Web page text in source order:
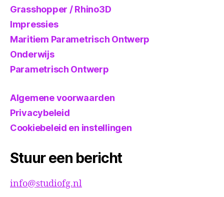
Grasshopper / Rhino3D
Impressies
Maritiem Parametrisch Ontwerp
Onderwijs
Parametrisch Ontwerp
Algemene voorwaarden
Privacybeleid
Cookiebeleid en instellingen
Stuur een bericht
info@studiofg.nl